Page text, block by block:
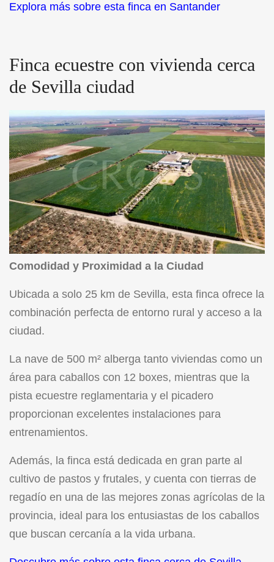
Explora más sobre esta finca en Santander
Finca ecuestre con vivienda cerca
de Sevilla ciudad
Comodidad y Proximidad a la Ciudad
Ubicada a solo 25 km de Sevilla, esta finca ofrece la
combinación perfecta de entorno rural y acceso a la
ciudad.
La nave de 500 m² alberga tanto viviendas como un
área para caballos con 12 boxes, mientras que la
pista ecuestre reglamentaria y el picadero
proporcionan excelentes instalaciones para
entrenamientos.
Además, la finca está dedicada en gran parte al
cultivo de pastos y frutales, y cuenta con tierras de
regadío en una de las mejores zonas agrícolas de la
provincia, ideal para los entusiastas de los caballos
que buscan cercanía a la vida urbana.